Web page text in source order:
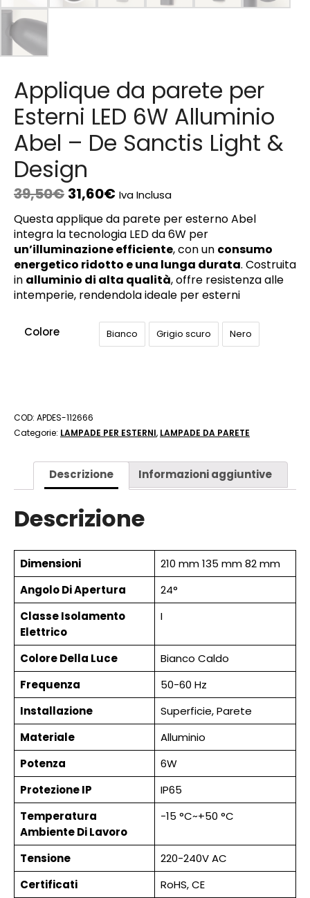
Applique da parete per
Esterni LED 6W Alluminio
Abel – De Sanctis Light &
Design
39,50€ 31,60€ Iva Inclusa
Questa applique da parete per esterno Abel
integra la tecnologia LED da 6W per
un’illuminazione efficiente, con un consumo
energetico ridotto e una lunga durata. Costruita
in alluminio di alta qualità, offre resistenza alle
intemperie, rendendola ideale per esterni
Colore Bianco Grigio scuro Nero
COD: APDES-112666
Categorie: LAMPADE PER ESTERNI, LAMPADE DA PARETE
Descrizione Informazioni aggiuntive
Descrizione
Dimensioni
210 mm 135 mm 82 mm
Angolo Di Apertura
24°
Classe Isolamento
Elettrico
I
Colore Della Luce
Bianco Caldo
Frequenza
50-60 Hz
Installazione
Superficie, Parete
Materiale
Alluminio
Potenza
6W
Protezione IP
IP65
Temperatura
Ambiente Di Lavoro
-15 °C~+50 °C
Tensione
220-240V AC
Certificati
RoHS, CE